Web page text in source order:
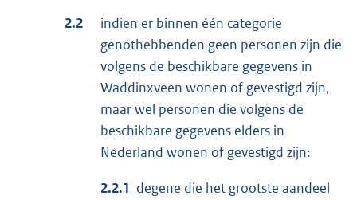
2.2
indien er binnen één categorie
genothebbenden geen personen zijn die
volgens de beschikbare gegevens in
Waddinxveen wonen of gevestigd zijn,
maar wel personen die volgens de
beschikbare gegevens elders in
Nederland wonen of gevestigd zijn:
2.2.1 degene die het grootste aandeel